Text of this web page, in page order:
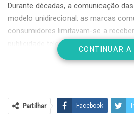
Durante décadas, a comunicação
modelo unidirecional: as marcas
consumidores limitavam-se a
publicidade televisiva, os anúncios de
escrita moldavam preferências de
recetores passivos, são criadores
CONTINUAR A
Partilhar Facebook